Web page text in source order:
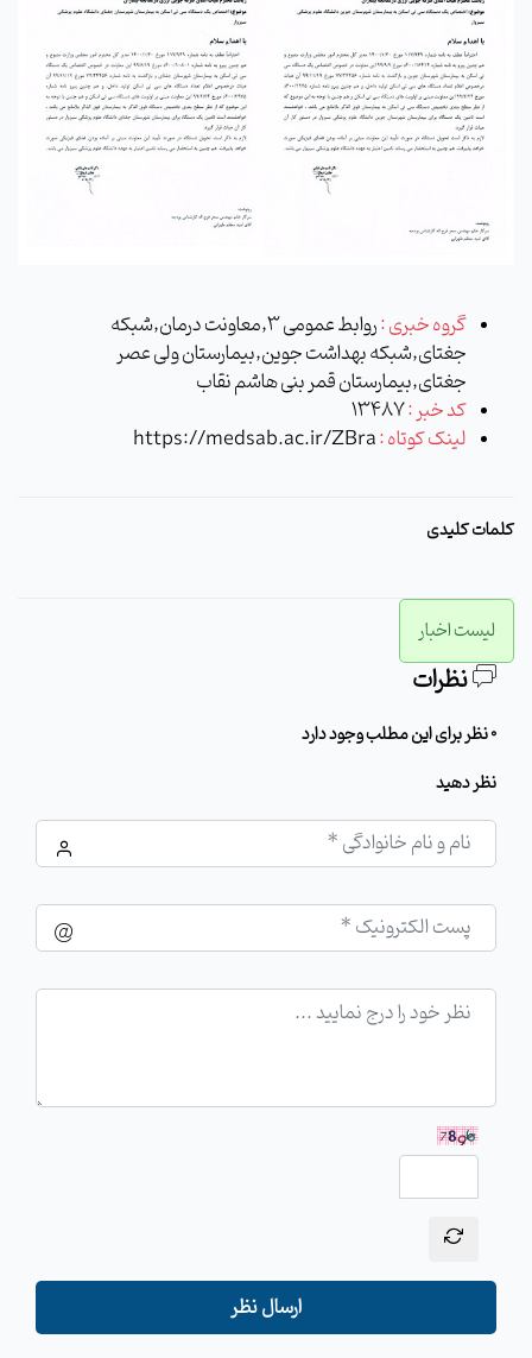
گروه خبری :
روابط عمومی 3,معاونت درمان,شبکه
جغتای,شبکه بهداشت جوین,بیمارستان ولی عصر
جغتای,بیمارستان قمر بنی هاشم نقاب
کد خبر :13487
لینک کوتاه :https://medsab.ac.ir/ZBra
کلمات کلیدی
لیست اخبار
نظرات
0 نظر برای این مطلب وجود دارد
نظر دهید
ارسال نظر